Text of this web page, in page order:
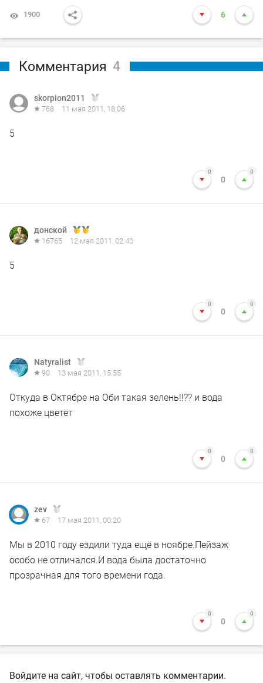
1900 6
Комментария 4
skorpion2011
768 11 мая 2011, 18:06
5
0
0
0
донской
16765 12 мая 2011, 02:40
5
0
0
0
Natyralist
90 13 мая 2011, 15:55
Откуда в Октябре на Оби такая зелень!!?? и вода
похоже цветёт
0
0
0
zev
67 17 мая 2011, 00:20
Мы в 2010 году ездили туда ещё в ноябре.Пейзаж
особо не отличался.И вода была достаточно
прозрачная для того времени года.
0
0
0
Войдите на сайт, чтобы оставлять комментарии.